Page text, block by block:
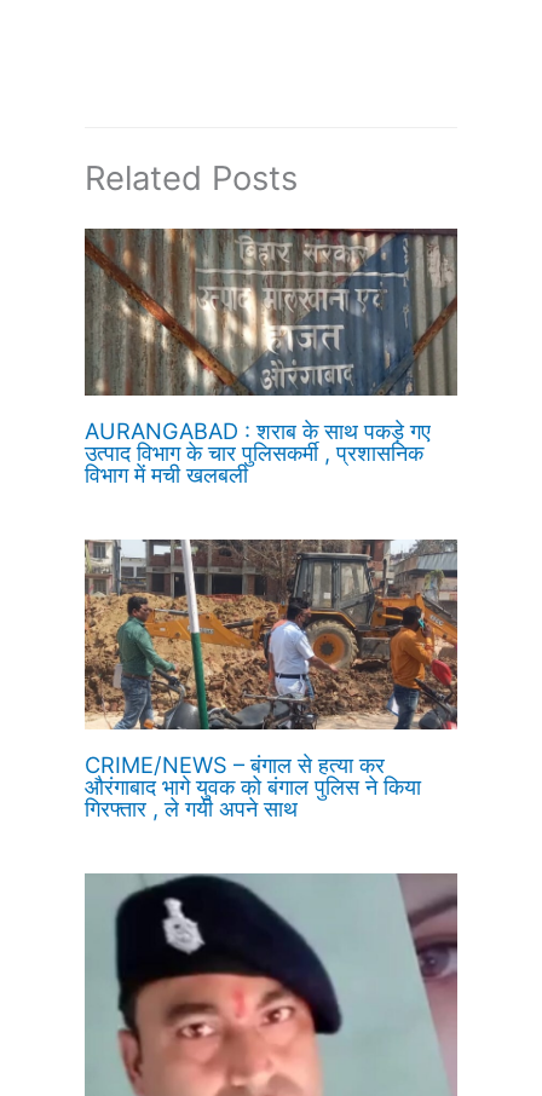
Related Posts
AURANGABAD : शराब के साथ पकड़े गए
उत्पाद विभाग के चार पुलिसकर्मी , प्रशासनिक
विभाग में मची खलबली
CRIME/NEWS – बंगाल से हत्या कर
औरंगाबाद भागे युवक को बंगाल पुलिस ने किया
गिरफ्तार , ले गयी अपने साथ